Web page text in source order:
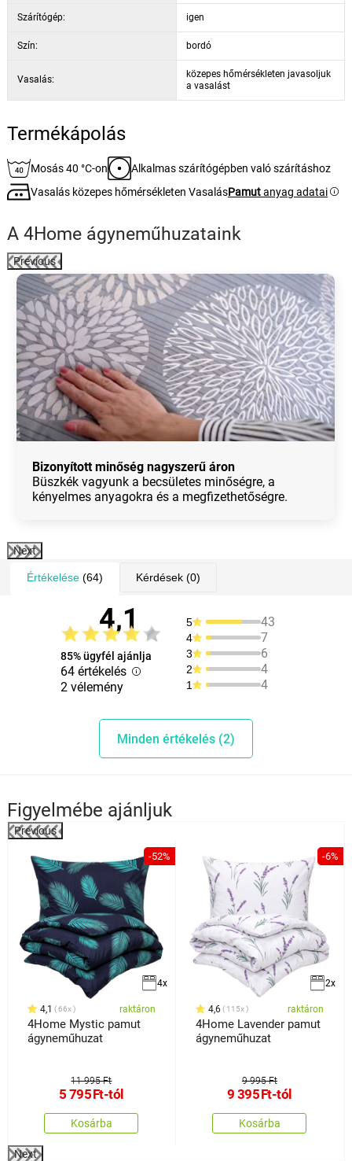
Szárítógép: igen
Szín: bordó
Vasalás:
közepes hőmérsékleten javasoljuk
a vasalást
Termékápolás
Mosás 40 °C-on
Alkalmas szárítógépben való szárításhoz
Vasalás közepes hőmérsékleten VasalásPamutanyag adatai
A 4Home ágyneműhuzataink
Previous
Bizonyított minőség nagyszerű áron
Büszkék vagyunk a becsületes minőségre, a
kényelmes anyagokra és a megfizethetőségre.
Next
Értékelése(64) Kérdések(0)
4,1
85% ügyfél ajánlja
64 értékelés
2 vélemény
5 43
4 7
3 6
2 4
1 4
Minden értékelés (2)
Figyelmébe ajánljuk
Previous
-52%
4x
4,1 66x raktáron
4Home Mystic pamut
ágyneműhuzat
11 995 Ft
5 795Ft-tól
Kosárba
-6%
2x
4,6 115x raktáron
4Home Lavender pamut
ágyneműhuzat
9 995 Ft
9 395Ft-tól
Kosárba
Next